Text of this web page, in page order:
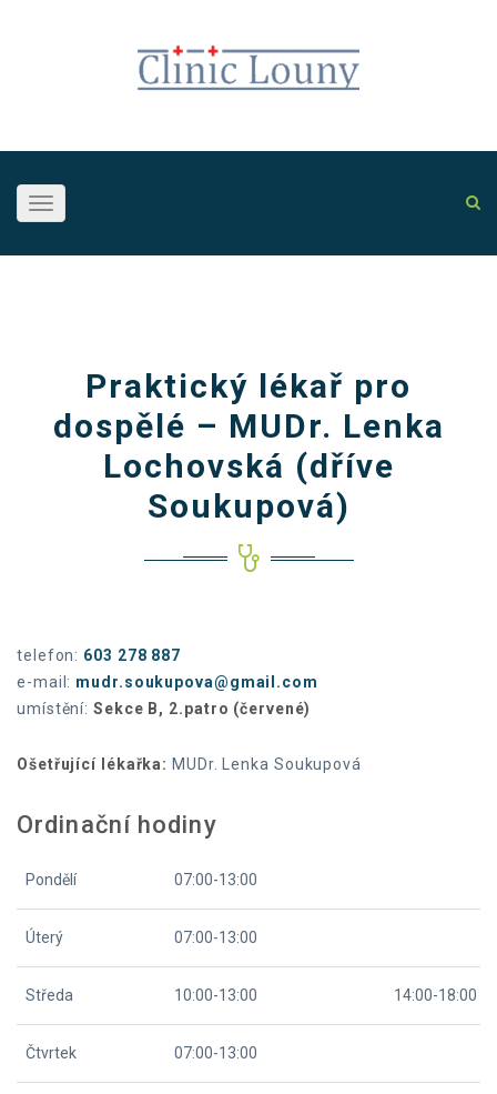
Toggle
navigation
Praktický lékař pro
dospělé – MUDr. Lenka
Lochovská (dříve
Soukupová)
telefon: 603 278 887
e-mail: mudr.soukupova@gmail.com
umístění: Sekce B, 2.patro (červené)
Ošetřující lékařka: MUDr. Lenka Soukupová
Ordinační hodiny
Pondělí 07:00-13:00
Úterý 07:00-13:00
Středa 10:00-13:00 14:00-18:00
Čtvrtek 07:00-13:00